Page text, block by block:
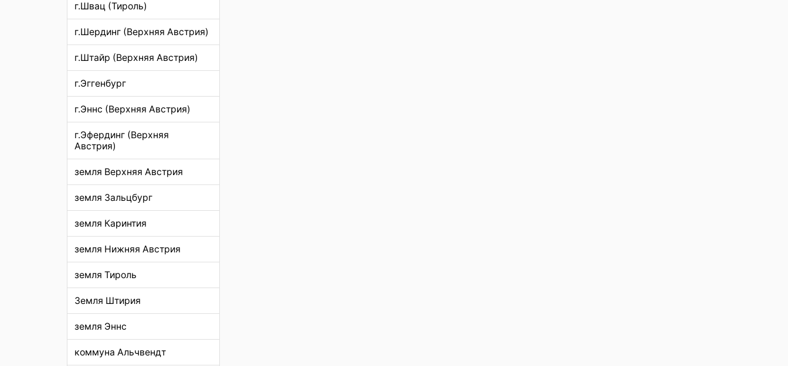
г.Швац (Тироль)
г.Шердинг (Верхняя Австрия)
г.Штайр (Верхняя Австрия)
г.Эггенбург
г.Эннс (Верхняя Австрия)
г.Эфердинг (Верхняя
Австрия)
земля Верхняя Австрия
земля Зальцбург
земля Каринтия
земля Нижняя Австрия
земля Тироль
Земля Штирия
земля Эннс
коммуна Альчвендт